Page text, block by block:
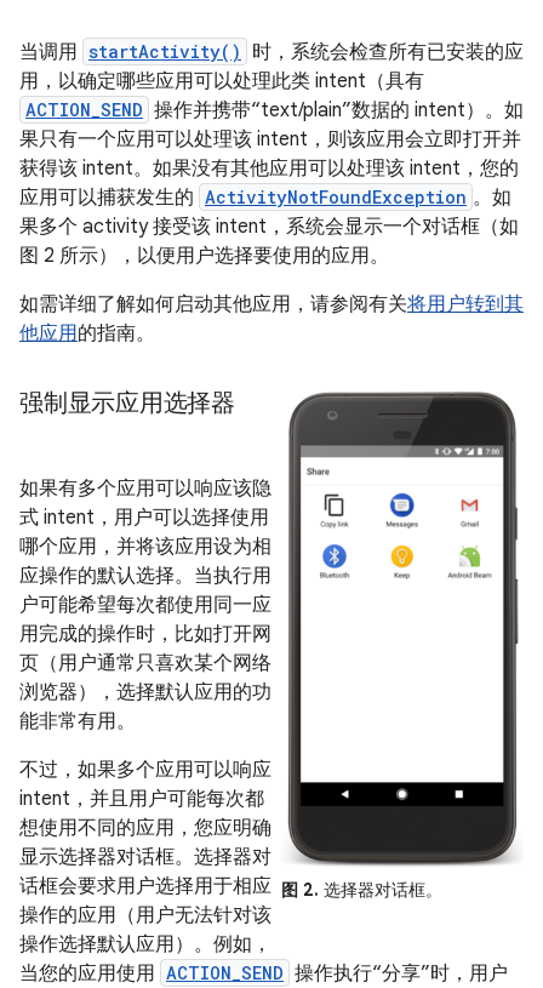
当调用 startActivity()
时，系统会检查所有已安装的应
用，以确定哪些应用可以处理此类 intent（具有
ACTION_SEND 操作并携带“text/plain”数据的 intent）。如
果只有一个应用可以处理该 intent，则该应用会立即打开并
获得该 intent。如果没有其他应用可以处理该 intent，您的
应用可以捕获发生的 ActivityNotFoundException 。如
果多个 activity 接受该 intent，系统会显示一个对话框（如
图 2 所示），以便用户选择要使用的应用。
如需详细了解如何启动其他应用，请参阅有关将用户转到其
他应用的指南。
图 2. 选择器对话框。
强制显示应用选择器
如果有多个应用可以响应该隐
式 intent，用户可以选择使用
哪个应用，并将该应用设为相
应操作的默认选择。当执行用
户可能希望每次都使用同一应
用完成的操作时，比如打开网
页（用户通常只喜欢某个网络
浏览器），选择默认应用的功
能非常有用。
不过，如果多个应用可以响应
intent，并且用户可能每次都
想使用不同的应用，您应明确
显示选择器对话框。选择器对
话框会要求用户选择用于相应
操作的应用（用户无法针对该
操作选择默认应用）。例如，
当您的应用使用 ACTION_SEND 操作执行“分享”时，用户